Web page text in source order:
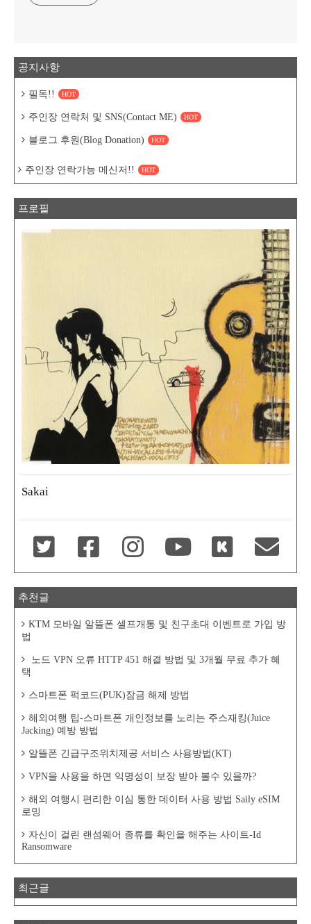
공지사항
필독!! HOT
주인장 연락처 및 SNS(Contact ME) HOT
블로그 후원(Blog Donation) HOT
주인장 연락가능 메신저!! HOT
프로필
Sakai
추천글
KTM 모바일 알뜰폰 셀프개통 및 친구초대 이벤트로 가입 방
법
노드 VPN 오류 HTTP 451 해결 방법 및 3개월 무료 추가 혜
택
스마트폰 퍽코드(PUK)잠금 해제 방법
해외여행 팁-스마트폰 개인정보를 노리는 주스재킹(Juice
Jacking) 예방 방법
알뜰폰 긴급구조위치제공 서비스 사용방법(KT)
VPN을 사용을 하면 익명성이 보장 받아 볼수 있을까?
해외 여행시 편리한 이심 통한 데이터 사용 방법 Saily eSIM
로밍
자신이 걸린 랜섬웨어 종류를 확인을 해주는 사이트-Id
Ransomware
최근글